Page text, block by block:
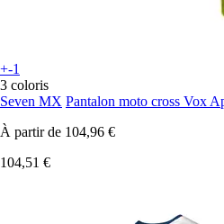
+-1
3 coloris
Seven MX Pantalon moto cross Vox
À partir de 104,96 €
104,51 €